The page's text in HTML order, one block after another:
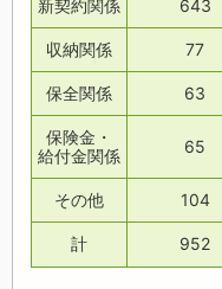
新契約関係 643
収納関係 77
保全関係 63
保険金・
給付金関係
65
その他 104
計 952